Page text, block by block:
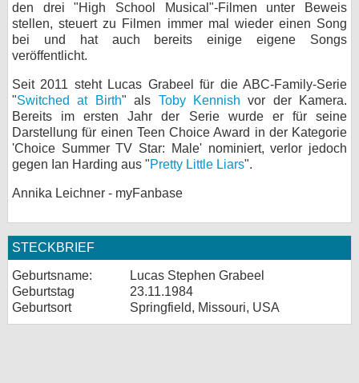
den drei "High School Musical"-Filmen unter Beweis
stellen, steuert zu Filmen immer mal wieder einen Song
bei und hat auch bereits einige eigene Songs
veröffentlicht.
Seit 2011 steht Lucas Grabeel für die ABC-Family-Serie
"Switched at Birth" als Toby Kennish vor der Kamera.
Bereits im ersten Jahr der Serie wurde er für seine
Darstellung für einen Teen Choice Award in der Kategorie
'Choice Summer TV Star: Male' nominiert, verlor jedoch
gegen Ian Harding aus "Pretty Little Liars".
Annika Leichner - myFanbase
STECKBRIEF
Geburtsname:
Lucas Stephen Grabeel
Geburtstag
23.11.1984
Geburtsort
Springfield, Missouri, USA